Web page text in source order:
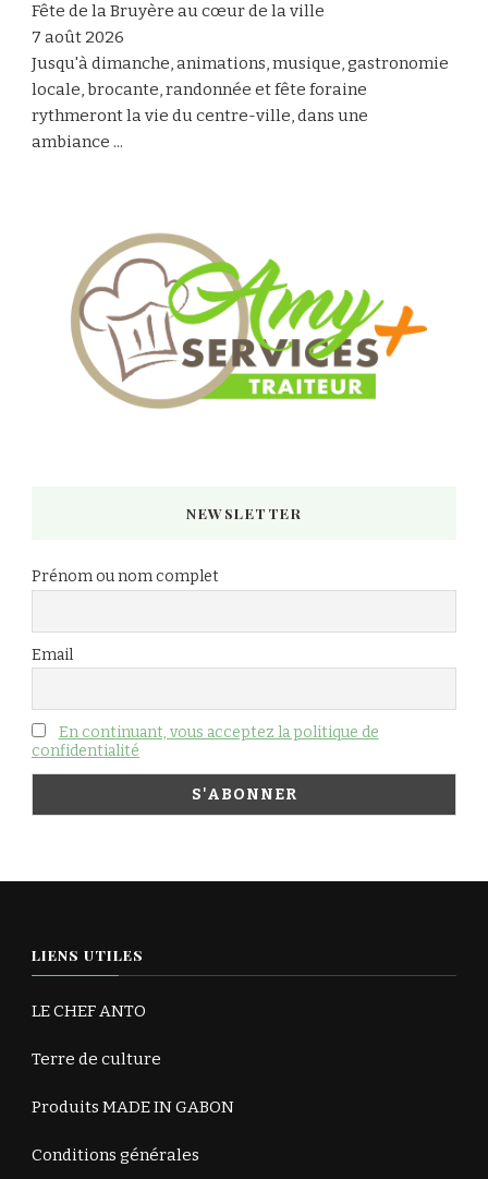
Fête de la Bruyère au cœur de la ville
7 août 2026
Jusqu'à dimanche, animations, musique, gastronomie
locale, brocante, randonnée et fête foraine
rythmeront la vie du centre-ville, dans une
ambiance ...
NEWSLETTER
Prénom ou nom complet
Email
En continuant, vous acceptez la politique de
confidentialité
LIENS UTILES
LE CHEF ANTO
Terre de culture
Produits MADE IN GABON
Conditions générales